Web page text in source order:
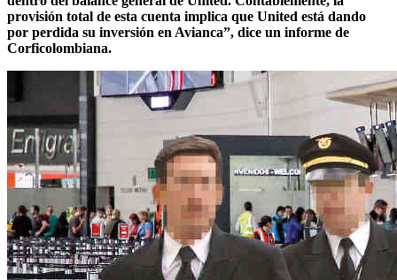
provisión total de esta cuenta implica que United está dando
por perdida su inversión en Avianca”, dice un informe de
Corficolombiana.